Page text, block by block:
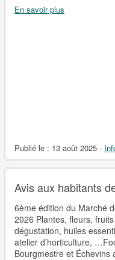
En savoir plus
Publié le : 13 août 2025 -
Avis aux habitants
6ème édition du Marché
2026 Plantes, fleurs,
dégustation, huiles
atelier d’horticulture,
Bourgmestre et Échevins